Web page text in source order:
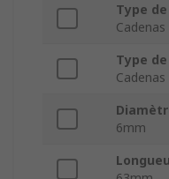
Type
Type
6mm